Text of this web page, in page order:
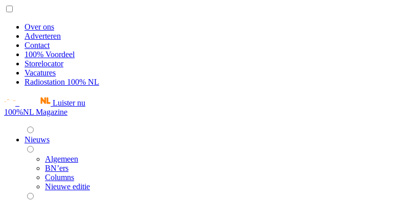
Over ons
Adverteren
Contact
100% Voordeel
Storelocator
Vacatures
Radiostation 100% NL
Luister nu
100%NL Magazine
Nieuws
Algemeen
BN’ers
Columns
Nieuwe editie